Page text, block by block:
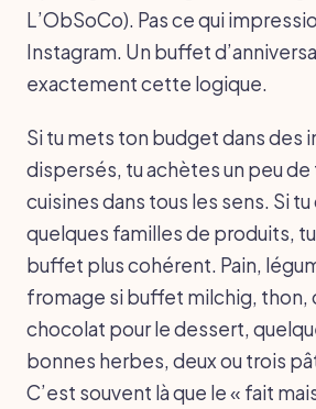
L’ObSoCo). Pas ce qui
Instagram. Un buffet
exactement cette logique.
Si tu mets ton budget dans des
dispersés, tu achètes un peu
cuisines dans tous les sens. Si
quelques familles de produits,
buffet plus cohérent. Pain,
fromage si buffet milchig, thon,
chocolat pour le dessert,
bonnes herbes, deux ou trois
C’est souvent là que le « fait